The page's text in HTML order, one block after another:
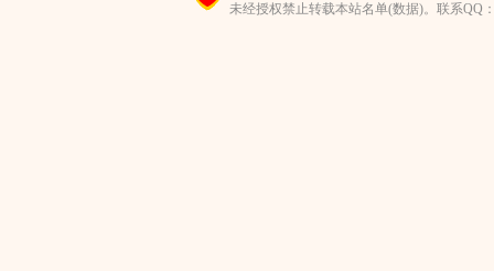
未经授权禁止转载本站名单(数据)。联系QQ